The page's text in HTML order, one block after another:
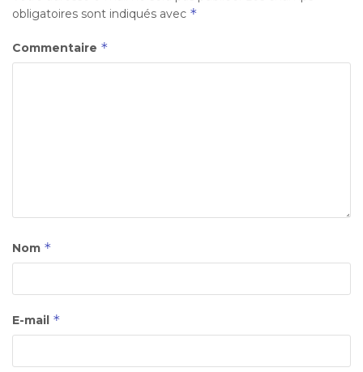
obligatoires sont indiqués avec *
Commentaire *
Nom *
E-mail *